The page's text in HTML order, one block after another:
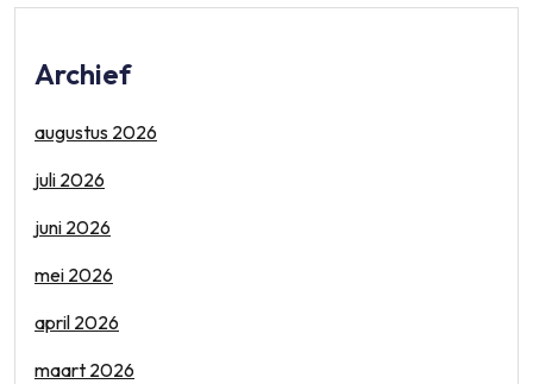
Archief
augustus 2026
juli 2026
juni 2026
mei 2026
april 2026
maart 2026